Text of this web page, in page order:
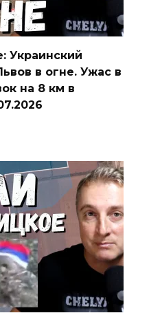
Украинский
в огне. Ужас в
на 8 км в